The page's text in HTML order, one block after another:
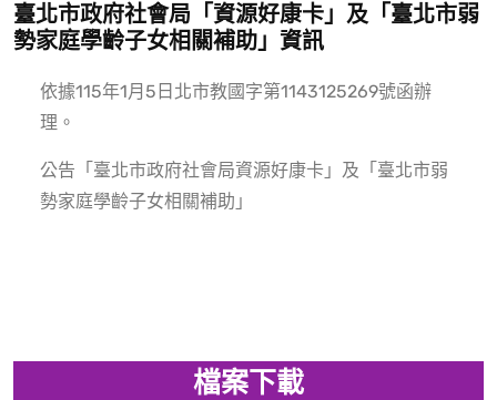
臺北市政府社會局「資源好康卡」及「臺北市弱
勢家庭學齡子女相關補助」資訊
依據115年1月5日北市教國字第1143125269號函辦
理。
公告「臺北市政府社會局資源好康卡」及「臺北市弱
勢家庭學齡子女相關補助」
檔案下載